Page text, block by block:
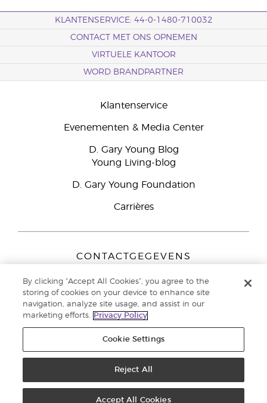
KLANTENSERVICE: 44-0-1480-710032
CONTACT MET ONS OPNEMEN
VIRTUELE KANTOOR
WORD BRANDPARTNER
Klantenservice
Evenementen & Media Center
D. Gary Young Blog
Young Living-blog
D. Gary Young Foundation
Carrières
CONTACTGEGEVENS
Peizerweg 97
9727 AJ Groningen
Nederland
Klantenservice:44-0-1480-710032
voorbehouden. | Privacybeleid
By clicking “Accept All Cookies”, you agree to the
storing of cookies on your device to enhance site
navigation, analyze site usage, and assist in our
marketing efforts.
Privacy Policy
Cookie Settings
Reject All
Accept All Cookies